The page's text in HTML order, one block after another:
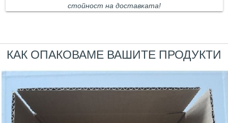
стойност на доставката!
КАК ОПАКОВАМЕ ВАШИТЕ ПРОДУКТИ